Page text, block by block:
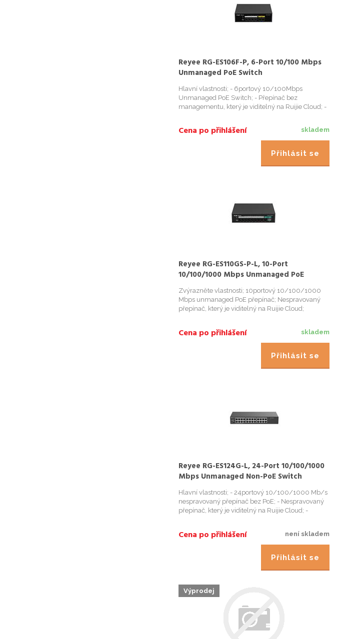
Reyee RG-ES106F-P, 6-Port 10/100 Mbps
Unmanaged PoE Switch
Hlavní vlastnosti; - 6portový 10/100Mbps
Unmanaged PoE Switch; - Přepínač bez
managementu, který je viditelný na Ruijie Cloud; -
Adaptace na různé scénáře; Port...
skladem
Cena po přihlášení
Přihlásit se
Reyee RG-ES110GS-P-L, 10-Port
10/100/1000 Mbps Unmanaged PoE
Switch
Zvýrazněte vlastnosti; 10portový 10/100/1000
Mbps unmanaged PoE přepínač; Nespravovaný
přepínač, který je viditelný na Ruijie Cloud;
pro různé scénáře; Vla...
skladem
Cena po přihlášení
Přihlásit se
Reyee RG-ES124G-L, 24-Port 10/100/1000
Mbps Unmanaged Non-PoE Switch
Hlavní vlastnosti; - 24portový 10/100/1000 Mb/s
nespravovaný přepínač bez PoE; - Nespravovaný
přepínač, který je viditelný na Ruijie Cloud; -
Vlastnosti; Porty: ...
není skladem
Cena po přihlášení
Přihlásit se
Výprodej